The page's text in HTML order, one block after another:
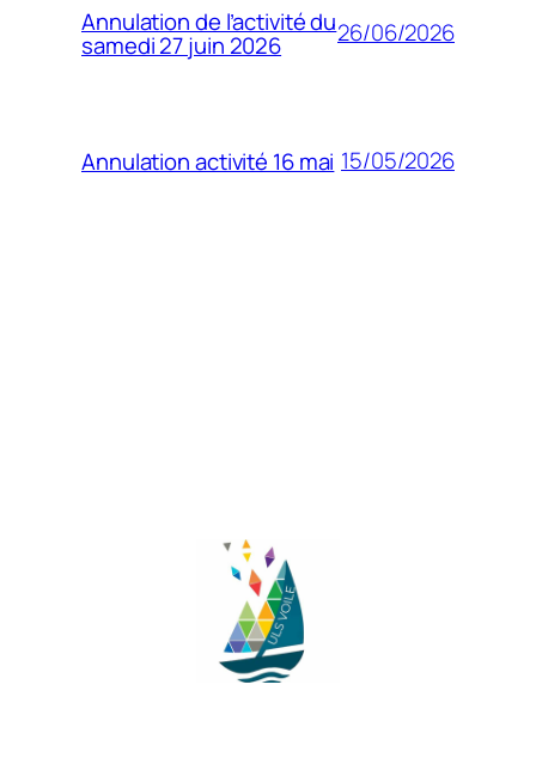
Annulation de l’activité du
samedi 27 juin 2026 26/06/2026
Annulation activité 16 mai 15/05/2026